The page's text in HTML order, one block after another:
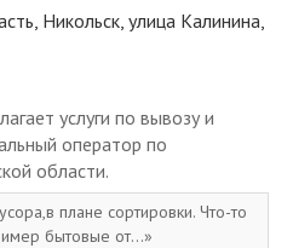
Никольск, улица Калинина,
услуги по вывозу и
оператор по
области.
плане сортировки. Что-то
бытовые от...